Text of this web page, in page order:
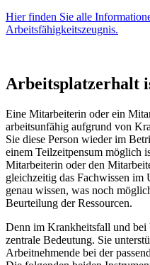
Hier finden Sie alle
Arbeitsfähigkeitszeugnis.
Arbeitsplatzerhalt
Eine Mitarbeiterin oder ein
arbeitsunfähig aufgrund von
Sie diese Person wieder im
einem Teilzeitpensum möglich
Mitarbeiterin oder den
gleichzeitig das Fachwissen im
genau wissen, was noch
Beurteilung der Ressourcen.
Denn im Krankheitsfall und bei
zentrale Bedeutung. Sie
Arbeitnehmende bei der